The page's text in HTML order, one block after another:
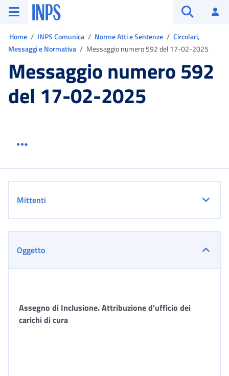
Vai al menu principale
Vai al contenuto principale
Vai al pie' di pagina
INPS ()
Home INPS Comunica Norme Atti e Sentenze
Circolari,
Messaggi e Normativa
Messaggio numero 592 del 17-02-2025
Messaggio numero 592
del 17-02-2025
Mittenti
Oggetto
Assegno di Inclusione. Attribuzione d’ufficio dei
carichi di cura